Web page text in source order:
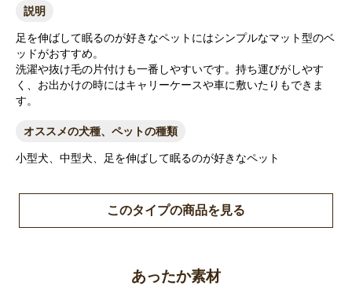
説明
足を伸ばして眠るのが好きなペットにはシンプルなマット型のベ
ッドがおすすめ。
洗濯や抜け毛の片付けも一番しやすいです。持ち運びがしやす
く、お出かけの時にはキャリーケースや車に敷いたりもできま
す。
オススメの犬種、ペットの種類
小型犬、中型犬、足を伸ばして眠るのが好きなペット
このタイプの商品を見る
あったか素材